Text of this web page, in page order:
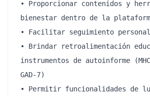
• Proporcionar contenidos y
bienestar dentro de la
• Facilitar seguimiento
• Brindar retroalimentación
instrumentos de autoinforme
GAD-7)
• Permitir funcionalidades de